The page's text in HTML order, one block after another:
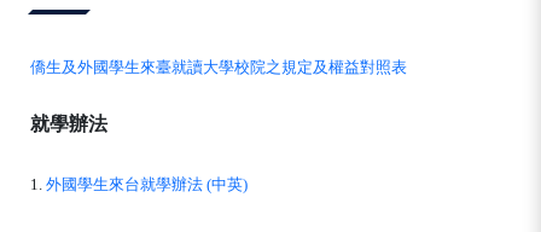
僑生及外國學生來臺就讀大學校院之規定及權益對照表
就學辦法
1. 外國學生來台就學辦法 (中英)